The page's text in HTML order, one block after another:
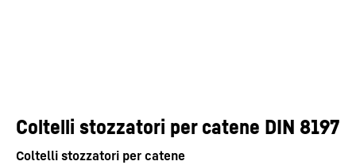
Coltelli stozzatori per catene DIN 8197
Coltelli stozzatori per catene